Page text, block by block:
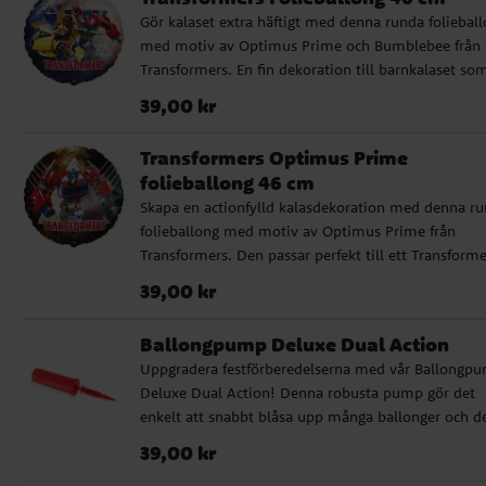
enkel att fylla med en ballongpump eller ett
Storlek: ca 74 cm hög uppblåst ✓ Kan fyllas med luft
eller helium
Gör kalaset extra häftigt med denna runda
med motiv av Optimus Prime och Bumblebee från
Transformers. En fin dekoration till barnkalaset
ballongbukett eller vid kalasbordet. Ballongen kan
om du vill hänga upp den som dekoration. Den
självslutande ventilen gör den enkel att fylla med en
ballongpump eller ett sugrör. ✓ Storlek: 46 cm i
diameter uppblåst ✓ Kan fyllas med luft eller helium
Pris :39,00 kr
39,00 kr
Transformers Optimus Prime
folieballong 46 cm
Skapa en actionfylld kalasdekoration med denna
folieballong med motiv av Optimus Prime från
Transformers. Den passar perfekt till ett
kalasdukningen eller som del av en
med vanlig luft om du vill hänga upp den som
dekoration. Den självslutande ventilen gör den
att fylla med en ballongpump eller ett sugrör. ✓
Storlek: 46 cm i diameter uppblåst ✓ Kan fyllas
luft eller helium
Pris :39,00 kr
39,00 kr
Ballongpump Deluxe Dual Action
Uppgradera festförberedelserna med vår
Deluxe Dual Action! Denna robusta pump gör det
enkelt att snabbt blåsa upp många ballonger och
om det är barnkalas, babyshower eller andra
Pris :39,00 kr
39,00 kr